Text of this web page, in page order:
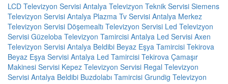
LCD Televizyon Servisi Antalya Televizyon Teknik Servisi Siemens
Televizyon Servisi Antalya Plazma Tv Servisi Antalya Merkez
Televizyon Servisi Döşemealtı Televizyon Servisi Led Televizyon
Servisi Güzeloba Televizyon Tamircisi Antalya Led Servisi Axen
Televizyon Servisi Antalya Beldibi Beyaz Eşya Tamircisi Tekirova
Beyaz Eşya Servisi Antalya Led Tamircisi Tekirova Çamaşır
Makinesi Servisi Kepez Televizyon Servisi Regal Televizyon
Servisi Antalya Beldibi Buzdolabı Tamircisi Grundig Televizyon